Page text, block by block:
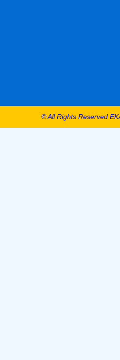
© All Rights Reserved